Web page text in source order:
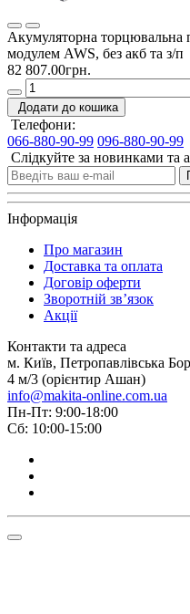
Акумуляторна торцювальна
модулем AWS, без акб та з/п
82 807.00грн.
Додати до кошика
Телефони:
066-880-90-99 096-880-90-99
Слідкуйте за новинками та
Інформація
Про магазин
Доставка та оплата
Договiр оферти
Зворотній зв’язок
Акції
Контакти та адреса
м. Київ, Петропавлівська
4 м/3 (орієнтир Ашан)
info@makita-online.com.ua
Пн-Пт: 9:00-18:00
Сб: 10:00-15:00